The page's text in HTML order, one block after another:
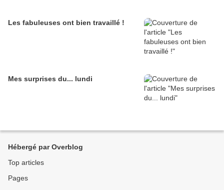
Les fabuleuses ont bien travaillé !
Mes surprises du... lundi
Hébergé par Overblog
Top articles
Pages